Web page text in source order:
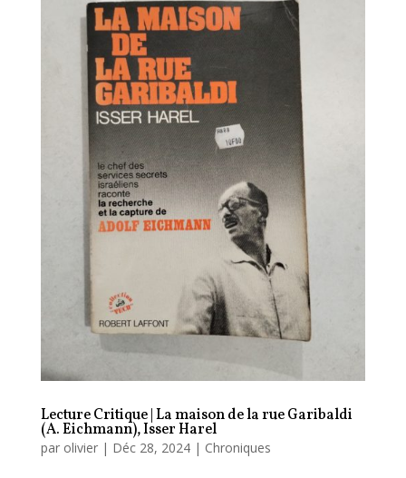
Lecture Critique | La maison de la rue Garibaldi
(A. Eichmann), Isser Harel
par olivier| Déc 28, 2024| Chroniques